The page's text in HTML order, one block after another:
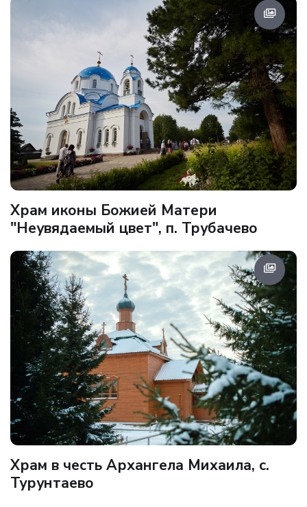
Храм иконы Божией Матери
"Неувядаемый цвет", п. Трубачево
Храм в честь Архангела Михаила, с.
Турунтаево